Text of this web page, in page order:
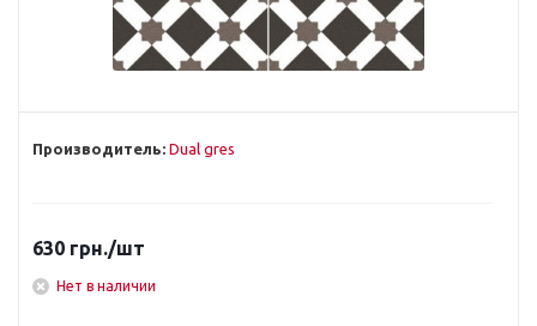
Производитель: Dual gres
630 грн./шт
Нет в наличии